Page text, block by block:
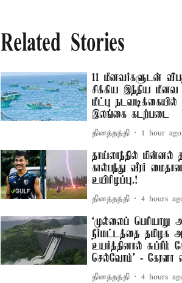
Related Stories
11 மீனவர்களுடன்
சிக்கிய இந்திய மீனவ
மீட்பு
இலங்கை கடற்படை
தினத்தந்தி 1 hour ago
தாய்லாந்தில் மின்னல்
கால்பந்து வீரர்
உயிரிழப்பு.!
தினத்தந்தி 4 hours
‘முல்லைப்
நீர்மட்டத்தை தமிழக
உயர்த்தினால் சுப்ரீம்
செல்வோம்' - கேரளா
தினத்தந்தி 4 hours